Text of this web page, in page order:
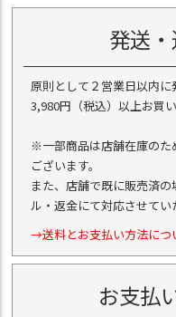
発送
原則として２営業日以内に
3,980円（税込）以上お買
※一部商品は店舗在庫のた
ございます。
また、店舗で既に販売済
ル・返金にて対応させてい
→送料とお支払い方法につ
お支払